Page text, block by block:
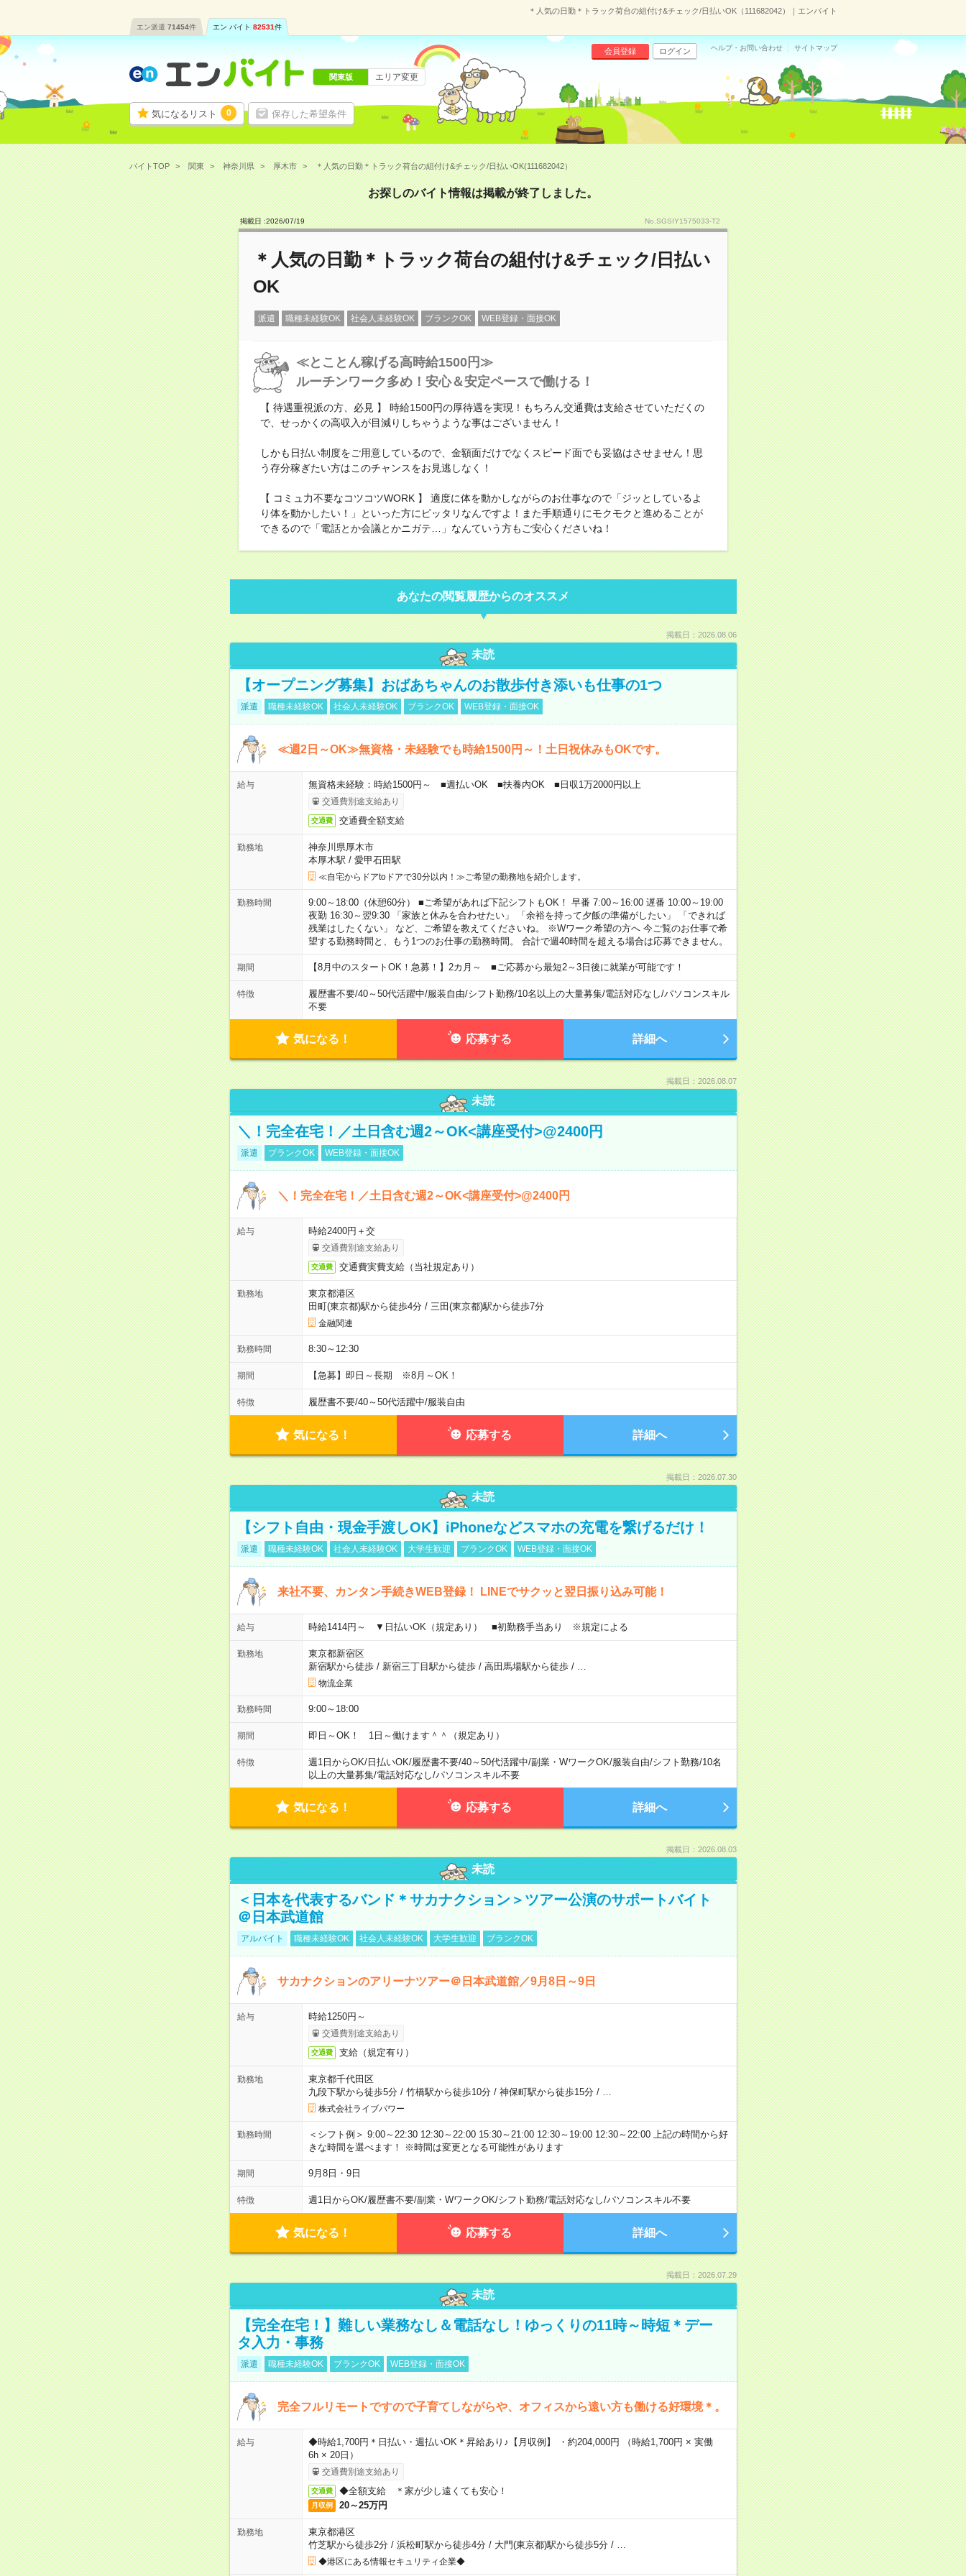
＊人気の日勤＊トラック荷台の組付け&チェック/日払いOK（111682042）｜エンバイト
エン派遣 71454件 エン バイト 82531件
気になるリスト 0 保存した希望条件
会員登録 ログイン ヘルプ・お問い合わせ サイトマップ
関東版 エリア変更
バイトTOP 関東 神奈川県 厚木市 ＊人気の日勤＊トラック荷台の組付け&チェック/日払いOK(111682042）
お探しのバイト情報は掲載が終了しました。
掲載日 :2026/07/19 No.SGSIY1575033-T2
＊人気の日勤＊トラック荷台の組付け&チェック/日払い
OK
派遣 職種未経験OK 社会人未経験OK ブランクOK WEB登録・面接OK
≪とことん稼げる高時給1500円≫
ルーチンワーク多め！安心＆安定ペースで働ける！
【 待遇重視派の方、必見 】 時給1500円の厚待遇を実現！もちろん交通費は支給させていただくの
で、せっかくの高収入が目減りしちゃうような事はございません！
しかも日払い制度をご用意しているので、金額面だけでなくスピード面でも妥協はさせません！思
う存分稼ぎたい方はこのチャンスをお見逃しなく！
【 コミュ力不要なコツコツWORK 】 適度に体を動かしながらのお仕事なので「ジッとしているよ
り体を動かしたい！」といった方にピッタリなんですよ！また手順通りにモクモクと進めることが
できるので「電話とか会議とかニガテ…」なんていう方もご安心くださいね！
あなたの閲覧履歴からのオススメ
掲載日：2026.08.06
未読
【オープニング募集】おばあちゃんのお散歩付き添いも仕事の1つ
派遣 職種未経験OK 社会人未経験OK ブランクOK WEB登録・面接OK
≪週2日～OK≫無資格・未経験でも時給1500円～！土日祝休みもOKです。
給与 無資格未経験：時給1500円～ ■週払いOK ■扶養内OK ■日収1万2000円以上
交通費別途支給あり
交通費 交通費全額支給
勤務地
神奈川県厚木市
本厚木駅 / 愛甲石田駅
≪自宅からドアtoドアで30分以内！≫ご希望の勤務地を紹介します。
勤務時間
9:00～18:00（休憩60分） ■ご希望があれば下記シフトもOK！ 早番 7:00～16:00 遅番 10:00～19:00
夜勤 16:30～翌9:30 「家族と休みを合わせたい」 「余裕を持って夕飯の準備がしたい」 「できれば
残業はしたくない」 など、ご希望を教えてくださいね。 ※Wワーク希望の方へ 今ご覧のお仕事で希
望する勤務時間と、もう1つのお仕事の勤務時間。 合計で週40時間を超える場合は応募できません。
期間 【8月中のスタートOK！急募！】2カ月～ ■ご応募から最短2～3日後に就業が可能です！
特徴 履歴書不要/40～50代活躍中/服装自由/シフト勤務/10名以上の大量募集/電話対応なし/パソコンスキル
不要
気になる！ 応募する 詳細へ
掲載日：2026.08.07
未読
＼！完全在宅！／土日含む週2～OK<講座受付>@2400円
派遣 ブランクOK WEB登録・面接OK
＼！完全在宅！／土日含む週2～OK<講座受付>@2400円
給与 時給2400円＋交
交通費別途支給あり
交通費 交通費実費支給（当社規定あり）
勤務地
東京都港区
田町(東京都)駅から徒歩4分/ 三田(東京都)駅から徒歩7分
金融関連
勤務時間 8:30～12:30
期間 【急募】即日～長期 ※8月～OK！
特徴 履歴書不要/40～50代活躍中/服装自由
気になる！ 応募する 詳細へ
掲載日：2026.07.30
未読
【シフト自由・現金手渡しOK】iPhoneなどスマホの充電を繋げるだけ！
派遣 職種未経験OK 社会人未経験OK 大学生歓迎 ブランクOK WEB登録・面接OK
来社不要、カンタン手続きWEB登録！ LINEでサクッと翌日振り込み可能！
給与 時給1414円～ ▼日払いOK（規定あり） ■初勤務手当あり ※規定による
勤務地
東京都新宿区
新宿駅から徒歩/ 新宿三丁目駅から徒歩/ 高田馬場駅から徒歩/
物流企業
勤務時間 9:00～18:00
期間 即日～OK！ 1日～働けます＾＾（規定あり）
特徴 週1日からOK/日払いOK/履歴書不要/40～50代活躍中/副業・WワークOK/服装自由/シフト勤務/10名
以上の大量募集/電話対応なし/パソコンスキル不要
気になる！ 応募する 詳細へ
掲載日：2026.08.03
未読
＜日本を代表するバンド＊サカナクション＞ツアー公演のサポートバイト
＠日本武道館
アルバイト 職種未経験OK 社会人未経験OK 大学生歓迎 ブランクOK
サカナクションのアリーナツアー＠日本武道館／9月8日～9日
給与 時給1250円～
交通費別途支給あり
交通費 支給（規定有り）
勤務地
東京都千代田区
九段下駅から徒歩5分/ 竹橋駅から徒歩10分/ 神保町駅から徒歩15分/
株式会社ライブパワー
勤務時間
＜シフト例＞ 9:00～22:30 12:30～22:00 15:30～21:00 12:30～19:00 12:30～22:00 上記の時間から好
きな時間を選べます！ ※時間は変更となる可能性があります
期間 9月8日・9日
特徴 週1日からOK/履歴書不要/副業・WワークOK/シフト勤務/電話対応なし/パソコンスキル不要
気になる！ 応募する 詳細へ
掲載日：2026.07.29
未読
【完全在宅！】難しい業務なし＆電話なし！ゆっくりの11時～時短＊デー
タ入力・事務
派遣 職種未経験OK ブランクOK WEB登録・面接OK
完全フルリモートですので子育てしながらや、オフィスから遠い方も働ける好環境＊。
給与
◆時給1,700円＊日払い・週払いOK＊昇給あり♪【月収例】 ・約204,000円 （時給1,700円 × 実働
6h × 20日）
交通費別途支給あり
交通費 ◆全額支給 ＊家が少し遠くても安心！
月収例 20～25万円
勤務地
東京都港区
竹芝駅から徒歩2分/ 浜松町駅から徒歩4分/ 大門(東京都)駅から徒歩5分/
◆港区にある情報セキュリティ企業◆